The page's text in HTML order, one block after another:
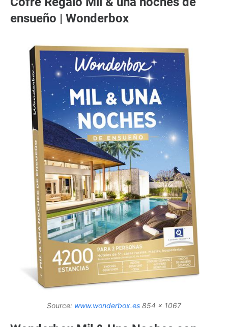
ensueño | Wonderbox
Source: www.wonderbox.es 854 x 1067